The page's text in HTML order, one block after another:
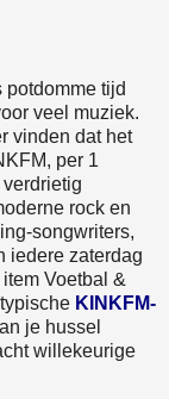
potdomme tijd
veel muziek.
vinden dat het
per 1
rock en
songwriters,
iedere zaterdag
Voetbal &
KINKFM-
je hussel
willekeurige